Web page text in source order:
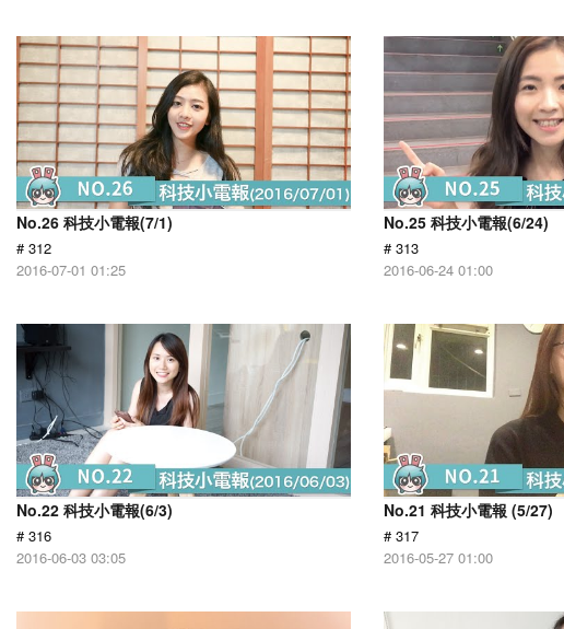
No.26 科技小電報(7/1)
# 312
2016-07-01 01:25
No.25 科技小電報(6/24)
# 313
2016-06-24 01:00
No.22 科技小電報(6/3)
# 316
2016-06-03 03:05
No.21 科技小電報 (5/27)
# 317
2016-05-27 01:00